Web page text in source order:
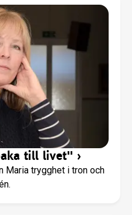
till livet" ›
Maria trygghet i tron och